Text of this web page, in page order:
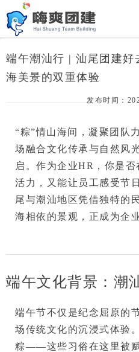
端午潮汕行 | 汕尾团建好
海美景的双重体验
发布时间：
“粽”情山海间，凝聚团队力
场融合文化传承与自然风
启。作为企业HR，你是
活力，又能让员工感受节
尾与潮汕地区凭借独特的
海相依的景观，正成为企
端午文化背景：潮
端午节不仅是纪念屈原的
场传统文化的沉浸式体验。
粽——这些习俗在这里被